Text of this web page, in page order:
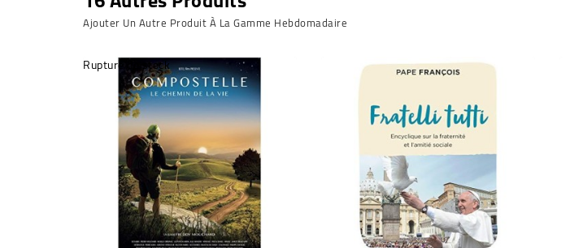
Ajouter Un Autre Produit À La Gamme Hebdomadaire
Rupture de stock